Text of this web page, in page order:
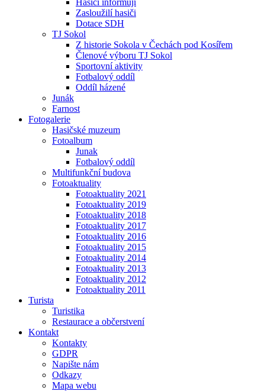
Hasiči informují
Zasloužilí hasiči
Dotace SDH
TJ Sokol
Z historie Sokola v Čechách pod Kosířem
Členové výboru TJ Sokol
Sportovní aktivity
Fotbalový oddíl
Oddíl házené
Junák
Farnost
Fotogalerie
Hasičské muzeum
Fotoalbum
Junak
Fotbalový oddíl
Multifunkční budova
Fotoaktuality
Fotoaktuality 2021
Fotoaktuality 2019
Fotoaktuality 2018
Fotoaktuality 2017
Fotoaktuality 2016
Fotoaktuality 2015
Fotoaktuality 2014
Fotoaktuality 2013
Fotoaktuality 2012
Fotoaktuality 2011
Turista
Turistika
Restaurace a občerstvení
Kontakt
Kontakty
GDPR
Napište nám
Odkazy
Mapa webu